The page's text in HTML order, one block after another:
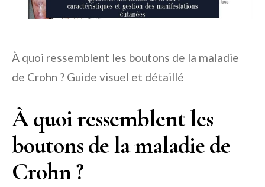
À quoi ressemblent les boutons de la maladie
de Crohn ? Guide visuel et détaillé
À quoi ressemblent les
boutons de la maladie de
Crohn ?